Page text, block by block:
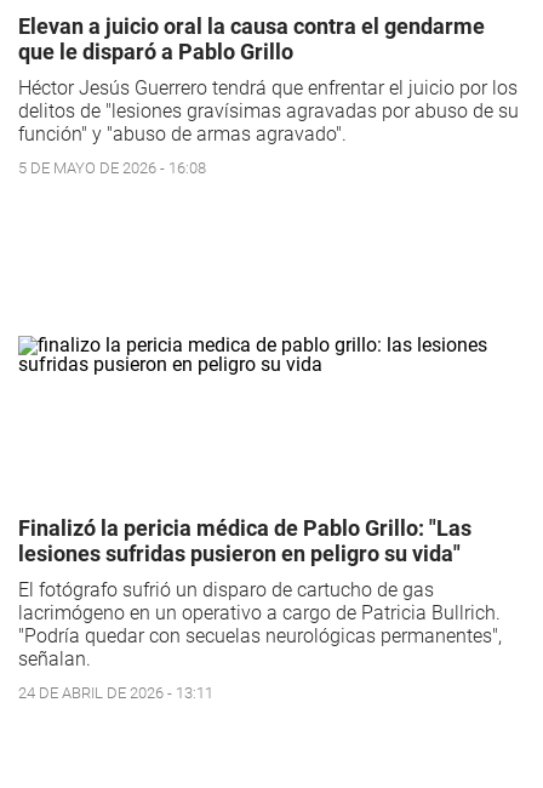
Elevan a juicio oral la causa contra el gendarme
que le disparó a Pablo Grillo
Héctor Jesús Guerrero tendrá que enfrentar el juicio por los
delitos de "lesiones gravísimas agravadas por abuso de su
función" y "abuso de armas agravado".
5 DE MAYO DE 2026 - 16:08
Finalizó la pericia médica de Pablo Grillo: "Las
lesiones sufridas pusieron en peligro su vida"
El fotógrafo sufrió un disparo de cartucho de gas
lacrimógeno en un operativo a cargo de Patricia Bullrich.
"Podría quedar con secuelas neurológicas permanentes",
señalan.
24 DE ABRIL DE 2026 - 13:11